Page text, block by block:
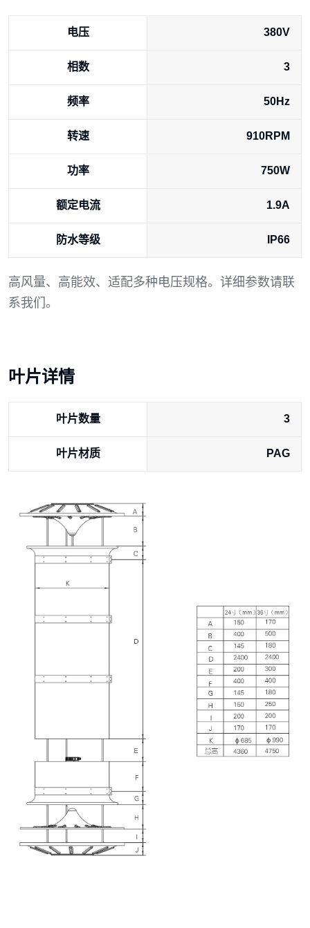
电压 380V
相数 3
频率 50Hz
转速 910RPM
功率 750W
额定电流 1.9A
防水等级 IP66
高风量、高能效、适配多种电压规格。详细参数请联
系我们。
叶片详情
叶片数量 3
叶片材质 PAG